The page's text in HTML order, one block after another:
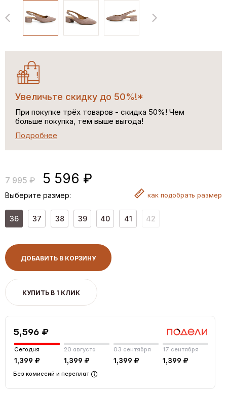
Увеличьте скидку до 50%!*
При покупке трёх товаров - скидка 50%! Чем
больше покупка, тем выше выгода!
Подробнее
7 995 ₽ 5 596 ₽
Выберите размер: как подобрать размер
36 37 38 39 40 41 42
ДОБАВИТЬ В КОРЗИНУ
КУПИТЬ В 1 КЛИК
5,596 ₽
Сегодня
1,399 ₽
20 августа
1,399 ₽
03 сентября
1,399 ₽
17 сентября
1,399 ₽
Без комиссий и переплат